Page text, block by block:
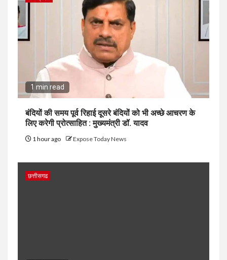
1 min read
बंदियों की समय पूर्व रिहाई दूसरे बंदियों को भी अच्छे आचरण के
लिए करेगी प्रोत्साहित : मुख्यमंत्री डॉ. यादव
1 hour ago Expose Today News
छत्तीसगढ